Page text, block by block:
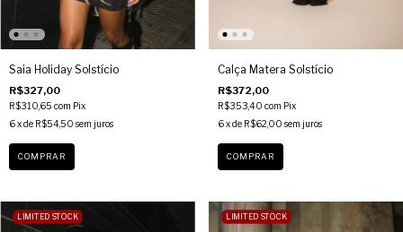
Saia Holiday Solstício
R$327,00
R$310,65 com Pix
6x de R$54,50 sem juros
COMPRAR
Calça Matera Solstício
R$372,00
R$353,40 com Pix
6 x de R$62,00 sem juros
COMPRAR
LIMITED STOCK LIMITED STOCK